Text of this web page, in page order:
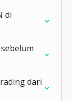
di
dari